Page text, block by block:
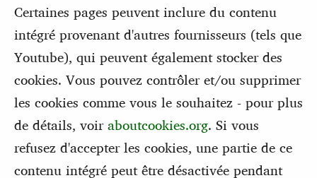
Certaines pages peuvent inclure du contenu
intégré provenant d'autres fournisseurs (tels que
Youtube), qui peuvent également stocker des
cookies. Vous pouvez contrôler et/ou supprimer
les cookies comme vous le souhaitez - pour plus
de détails, voiraboutcookies.org. Si vous
refusez d'accepter les cookies, une partie de ce
contenu intégré peut être désactivée pendant